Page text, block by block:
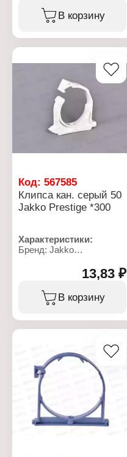
шаровой
Вариация: Клапан
радиатора
Материал: полипропилен
Диаметр присоединения:
Цвет: белый
В корзину
Код: 567585
Клипса кан. серый 50
Jakko Prestige *300
Характеристики:
Бренд: Jakko
Тип товара: Клипса
канализационная
Диаметр: 50 мм
Цвет: белый
13,83 ₽
В корзину